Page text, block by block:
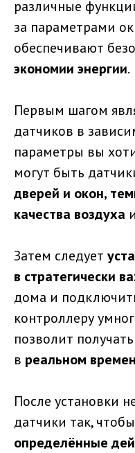
различные
за параметрами
обеспечивают
экономии энергии.
Первым шагом
датчиков в
параметры вы
могут быть
дверей и окон,
качества воздуха
Затем следует
в стратегически
дома и
контроллеру
позволит
в реальном
После установки
датчики так,
определённые